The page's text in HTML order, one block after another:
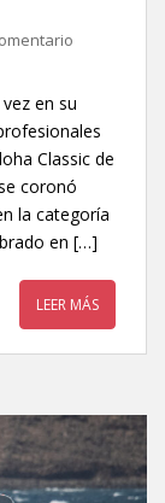
en su
Classic de
coronó
la categoría
en […]
LEER MÁS